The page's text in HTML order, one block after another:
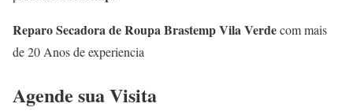
Reparo Secadora de Roupa Brastemp Vila Verdecom mais
de 20 Anos de experiencia
Agende sua Visita